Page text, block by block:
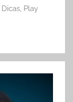
Dicas, Play